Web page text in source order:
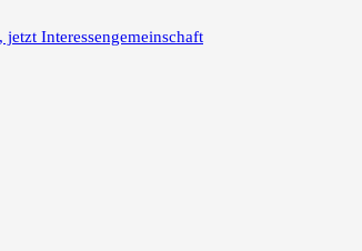
Interessengemeinschaft